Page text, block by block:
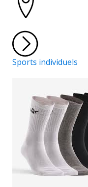
Sports individuels